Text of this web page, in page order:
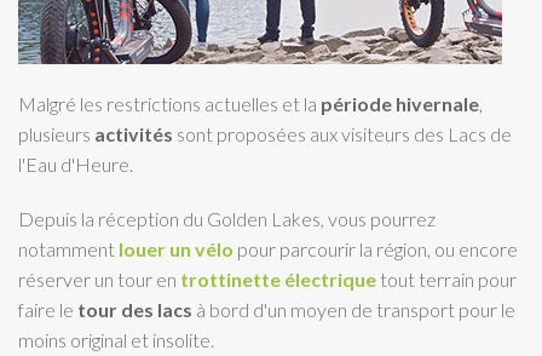
Malgré les restrictions actuelles et la période hivernale
plusieurs activités sont proposées aux visiteurs des Lacs de
l'Eau d'Heure.
Depuis la réception du Golden Lakes, vous pourrez
notamment louer un vélo pour parcourir la région, ou encore
réserver un tour en trottinette électrique tout terrain pour
faire le tour des lacs à bord d'un moyen de transport pour le
moins original et insolite.